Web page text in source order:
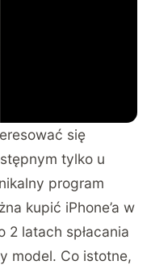
się
tylko u
program
kupić iPhone’a w
2 latach spłacania
model. Co istotne,